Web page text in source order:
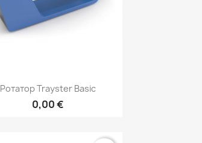
Быстрый просмотр
Ротатор Trayster Basic
0,00 €